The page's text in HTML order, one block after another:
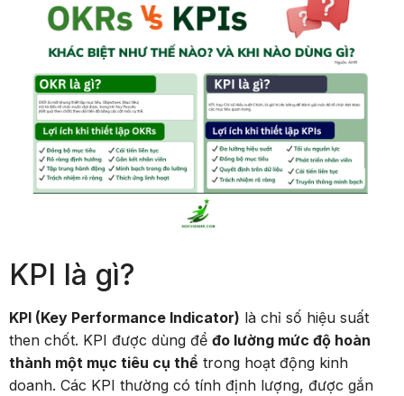
KPI là gì?
KPI (Key Performance Indicator) là chỉ số hiệu suất
then chốt. KPI được dùng để đo lường mức độ hoàn
thành một mục tiêu cụ thể trong hoạt động kinh
doanh. Các KPI thường có tính định lượng, được gắn